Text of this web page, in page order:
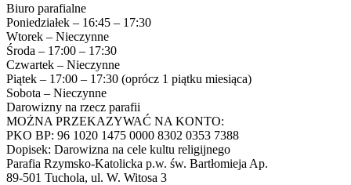
Biuro parafialne
Poniedziałek – 16:45 – 17:30
Wtorek – Nieczynne
Środa – 17:00 – 17:30
Czwartek – Nieczynne
Piątek – 17:00 – 17:30 (oprócz 1 piątku miesiąca)
Sobota – Nieczynne
Darowizny na rzecz parafii
MOŻNA PRZEKAZYWAĆ NA KONTO:
PKO BP: 96 1020 1475 0000 8302 0353 7388
Dopisek: Darowizna na cele kultu religijnego
Parafia Rzymsko-Katolicka p.w. św. Bartłomieja Ap.
89-501 Tuchola, ul. W. Witosa 3